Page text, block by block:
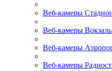
Веб-камеры
Веб-камеры
Веб-камеры
Веб-камеры